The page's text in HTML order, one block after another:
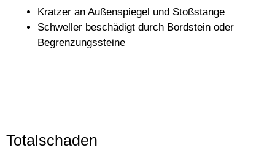
Kratzer an Außenspiegel und Stoßstange
Schweller beschädigt durch Bordstein oder
Begrenzungssteine
Totalschaden